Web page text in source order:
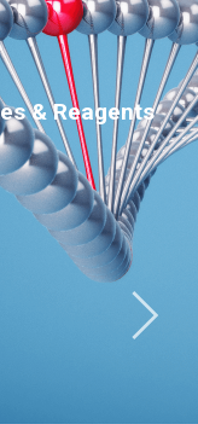
Therapeutic
LEARN MORE